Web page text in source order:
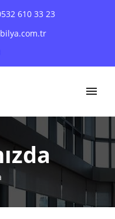
610 33 23